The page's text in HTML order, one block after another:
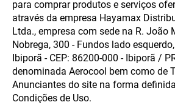
para comprar produtos e serviços
através da empresa Hayamax
Ltda., empresa com sede na R. João
Nobrega, 300 - Fundos lado
Ibiporã - CEP: 86200-000 - Ibiporã /
denominada Aerocool bem como de
Anunciantes do site na forma
Condições de Uso.